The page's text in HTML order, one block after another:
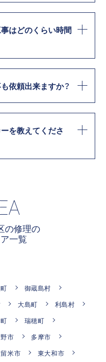
はどのくらい時間
依頼出来ますか？
を教えてくださ
の修理の
一覧
御蔵島村
大島町
利島村
瑞穂町
市
多摩市
米市
東大和市